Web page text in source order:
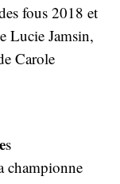
fous 2018 et
Lucie Jamsin,
Carole
s
championne